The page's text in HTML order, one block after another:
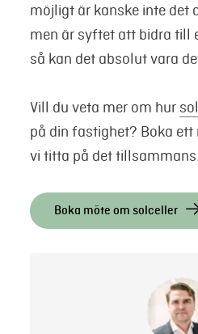
möjligt är kanske inte det
men är syftet att bidra till
så kan det absolut vara
Vill du veta mer om hur
på din fastighet? Boka
vi titta på det tillsammans.
Boka möte om solceller